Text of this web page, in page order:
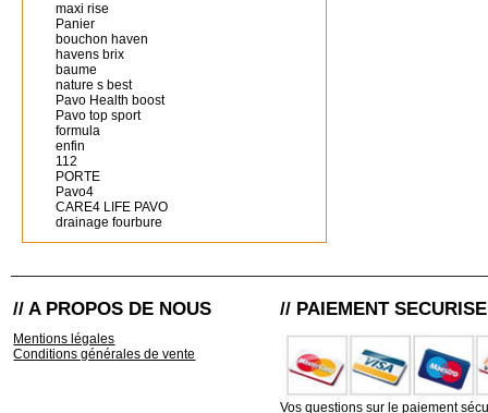
maxi rise
Panier
bouchon haven
havens brix
baume
nature s best
Pavo Health boost
Pavo top sport
formula
enfin
112
PORTE
Pavo4
CARE4 LIFE PAVO
drainage fourbure
// A PROPOS DE NOUS
Mentions légales
Conditions générales de vente
// PAIEMENT SECURISE
Vos questions sur le paiement